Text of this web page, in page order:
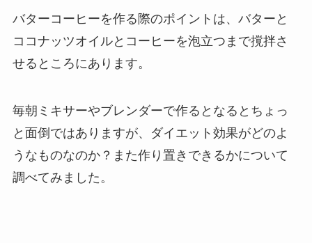
バターコーヒーを作る際のポイントは、バターと
ココナッツオイルとコーヒーを泡立つまで撹拌さ
せるところにあります。
毎朝ミキサーやブレンダーで作るとなるとちょっ
と面倒ではありますが、ダイエット効果がどのよ
うなものなのか？また作り置きできるかについて
調べてみました。